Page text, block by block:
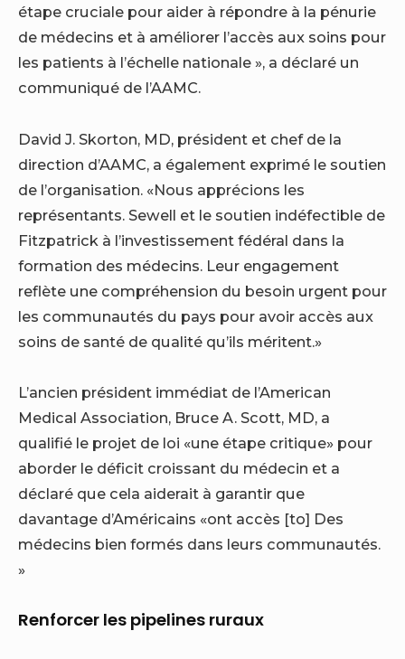
étape cruciale pour aider à répondre à la pénurie
de médecins et à améliorer l’accès aux soins pour
les patients à l’échelle nationale », a déclaré un
communiqué de l’AAMC.
David J. Skorton, MD, président et chef de la
direction d’AAMC, a également exprimé le soutien
de l’organisation. «Nous apprécions les
représentants. Sewell et le soutien indéfectible de
Fitzpatrick à l’investissement fédéral dans la
formation des médecins. Leur engagement
reflète une compréhension du besoin urgent pour
les communautés du pays pour avoir accès aux
soins de santé de qualité qu’ils méritent.»
L’ancien président immédiat de l’American
Medical Association, Bruce A. Scott, MD, a
qualifié le projet de loi «une étape critique» pour
aborder le déficit croissant du médecin et a
déclaré que cela aiderait à garantir que
davantage d’Américains «ont accès [to] Des
médecins bien formés dans leurs communautés.
»
Renforcer les pipelines ruraux